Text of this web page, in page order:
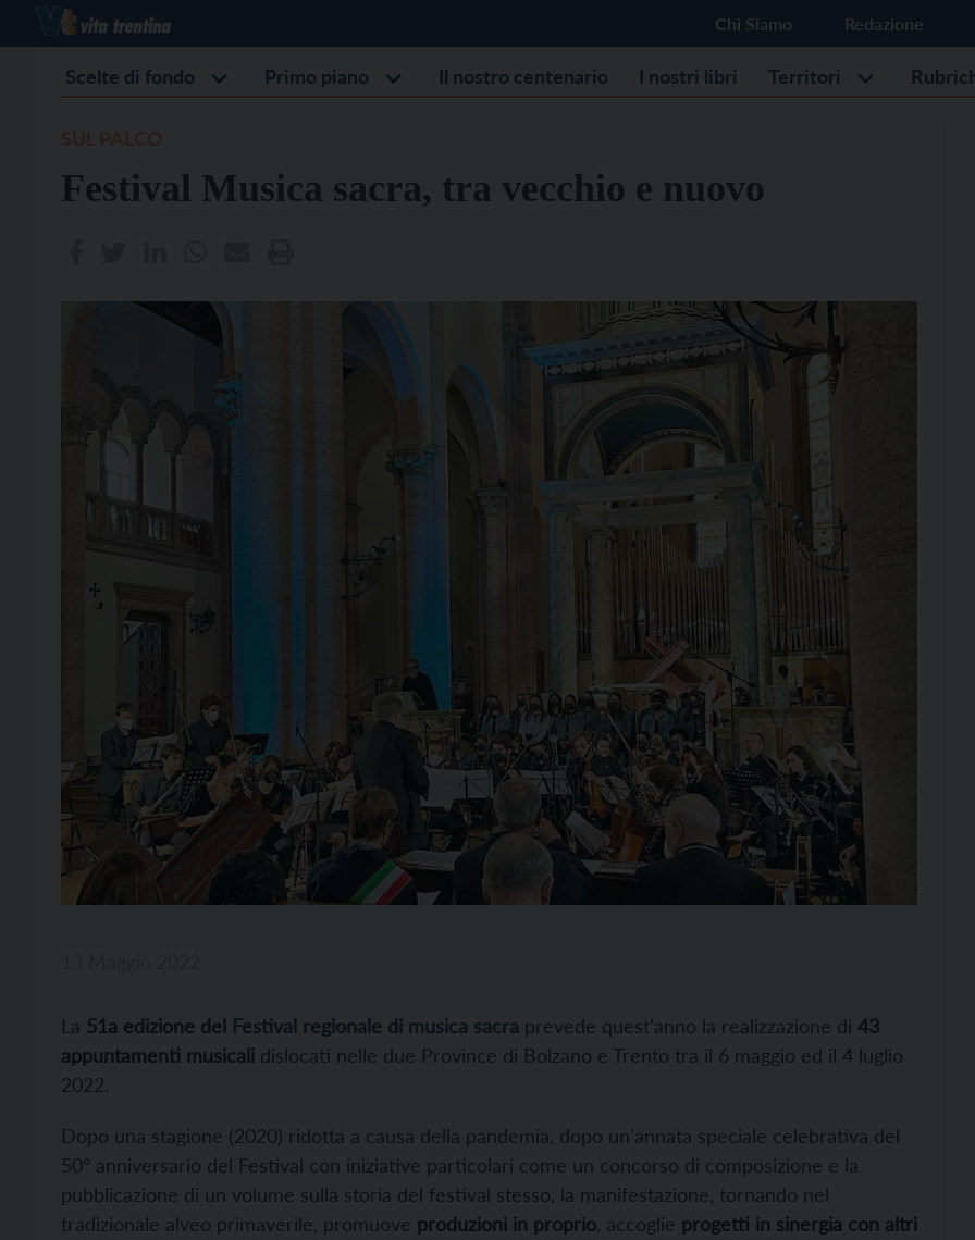
Chi Siamo Redazione
Scelte di fondo Primo piano Il nostro centenario I nostri libri Territori
Festival Musica sacra, tra vecchio e nuovo
La 51a edizione del Festival regionale di musica sacra prevede quest’anno la realizzazione di 43
appuntamenti musicali dislocati nelle due Province di Bolzano e Trento tra il 6 maggio ed il 4 luglio
2022.
Dopo una stagione (2020) ridotta a causa della pandemia, dopo un’annata speciale celebrativa del
50° anniversario del Festival con iniziative particolari come un concorso di composizione e la
pubblicazione di un volume sulla storia del festival stesso, la manifestazione, tornando nel
tradizionale alveo primaverile, promuove produzioni in proprio , accoglie progetti in sinergia con altri